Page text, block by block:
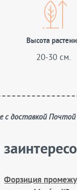
Высота
20-30 см.
с доставкой
Форзиция